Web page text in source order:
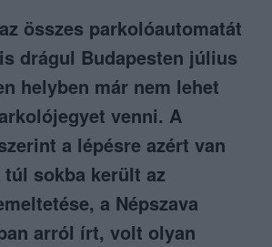
összes parkolóautomatát
drágul Budapesten július
helyben már nem lehet
venni. A
a lépésre azért van
sokba került az
a Népszava
arról írt, volt olyan